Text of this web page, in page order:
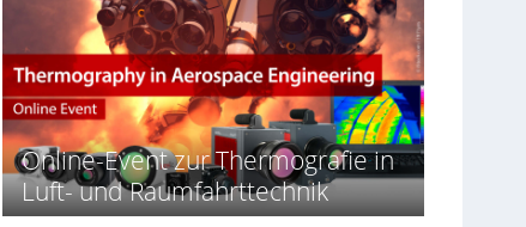
a
t
s
e
r
i
M
E
A
-
e
g
i
e
r
s
p
e
c
t
r
a
Online-Event zur Thermografie in
Luft- und Raumfahrttechnik